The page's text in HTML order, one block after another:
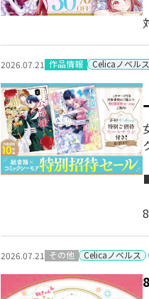
2026.07.21 作品情報 Celicaノベルス
2026.07.21 その他 Celicaノベルス